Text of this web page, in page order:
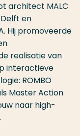
architect MALC
en
Hij promoveerde
realisatie van
interactieve
ROMBO
Master Action
naar high-